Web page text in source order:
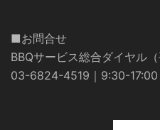
■お問合せ
BBQサービス総合ダイヤル（
03-6824-4519｜9:30-17:00